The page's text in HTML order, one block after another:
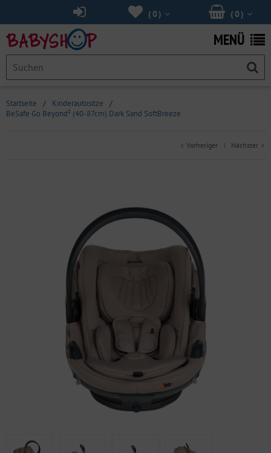
(0 )
(0 )
MENÜ
Startseite / Kinderautositze
/
BeSafe Go Beyond² (40-87cm) Dark Sand SoftBreeze
Vorheriger | Nächster